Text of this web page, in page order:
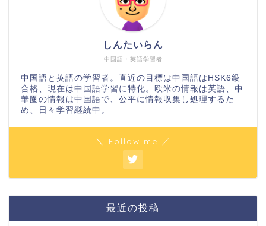
中国語・英語学習者
しんたいらん
中国語と英語の学習者。直近の目標は中国語はHSK6級
合格、現在は中国語学習に特化。欧米の情報は英語、中
華圏の情報は中国語で、公平に情報収集し処理するた
め、日々学習継続中。
＼ Follow me ／
最近の投稿